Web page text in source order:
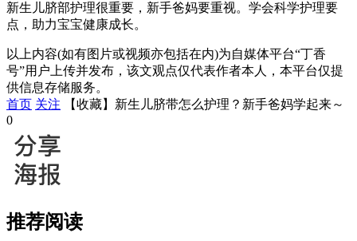
新生儿脐部护理很重要，新手爸妈要重视。学会科学护理要
点，助力宝宝健康成长。
以上内容(如有图片或视频亦包括在内)为自媒体平台“丁香
号”用户上传并发布，该文观点仅代表作者本人，本平台仅提
供信息存储服务。
首页 关注
【收藏】新生儿脐带怎么护理？新手爸妈学起来～
0
推荐阅读